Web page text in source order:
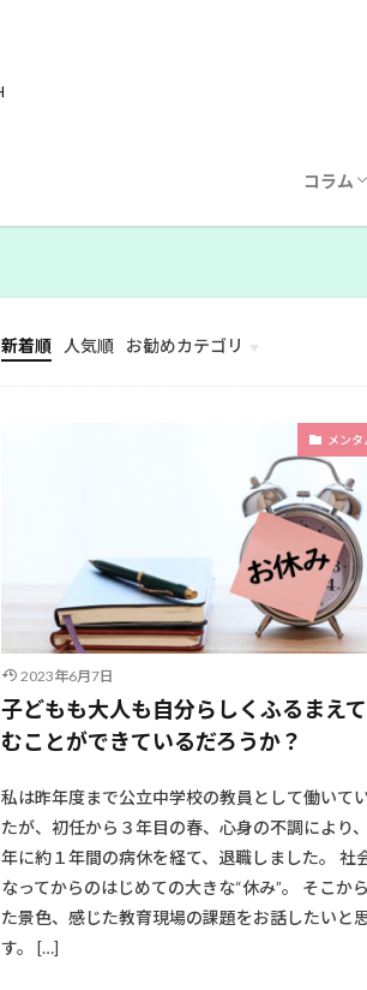
コラム
記事
執筆
新着順 人気順
お勧めカテゴリ
幼児教育
メンタ
2023年6月7日
子どもも大人も自分らしくふるまえ
むことができているだろうか？
私は昨年度まで公立中学校の教員として働いて
たが、初任から３年目の春、心身の不調により
年に約１年間の病休を経て、退職しました。 社
なってからのはじめての大きな“休み”。 そこか
た景色、感じた教育現場の課題をお話したいと
す。 […]